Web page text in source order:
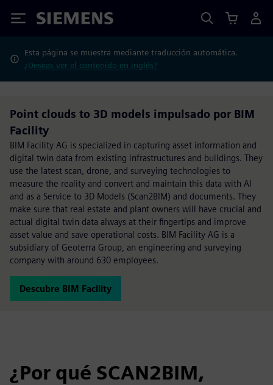
Siemens
Esta página se muestra mediante traducción automática.
¿Deseas ver el contenido en inglés?
Point clouds to 3D models impulsado por BIM
Facility
BIM Facility AG is specialized in capturing asset information and
digital twin data from existing infrastructures and buildings. They
use the latest scan, drone, and surveying technologies to
measure the reality and convert and maintain this data with AI
and as a Service to 3D Models (Scan2BIM) and documents. They
make sure that real estate and plant owners will have crucial and
actual digital twin data always at their fingertips and improve
asset value and save operational costs. BIM Facility AG is a
subsidiary of Geoterra Group, an engineering and surveying
company with around 630 employees.
Descubre BIM Facility
¿Por qué SCAN2BIM,